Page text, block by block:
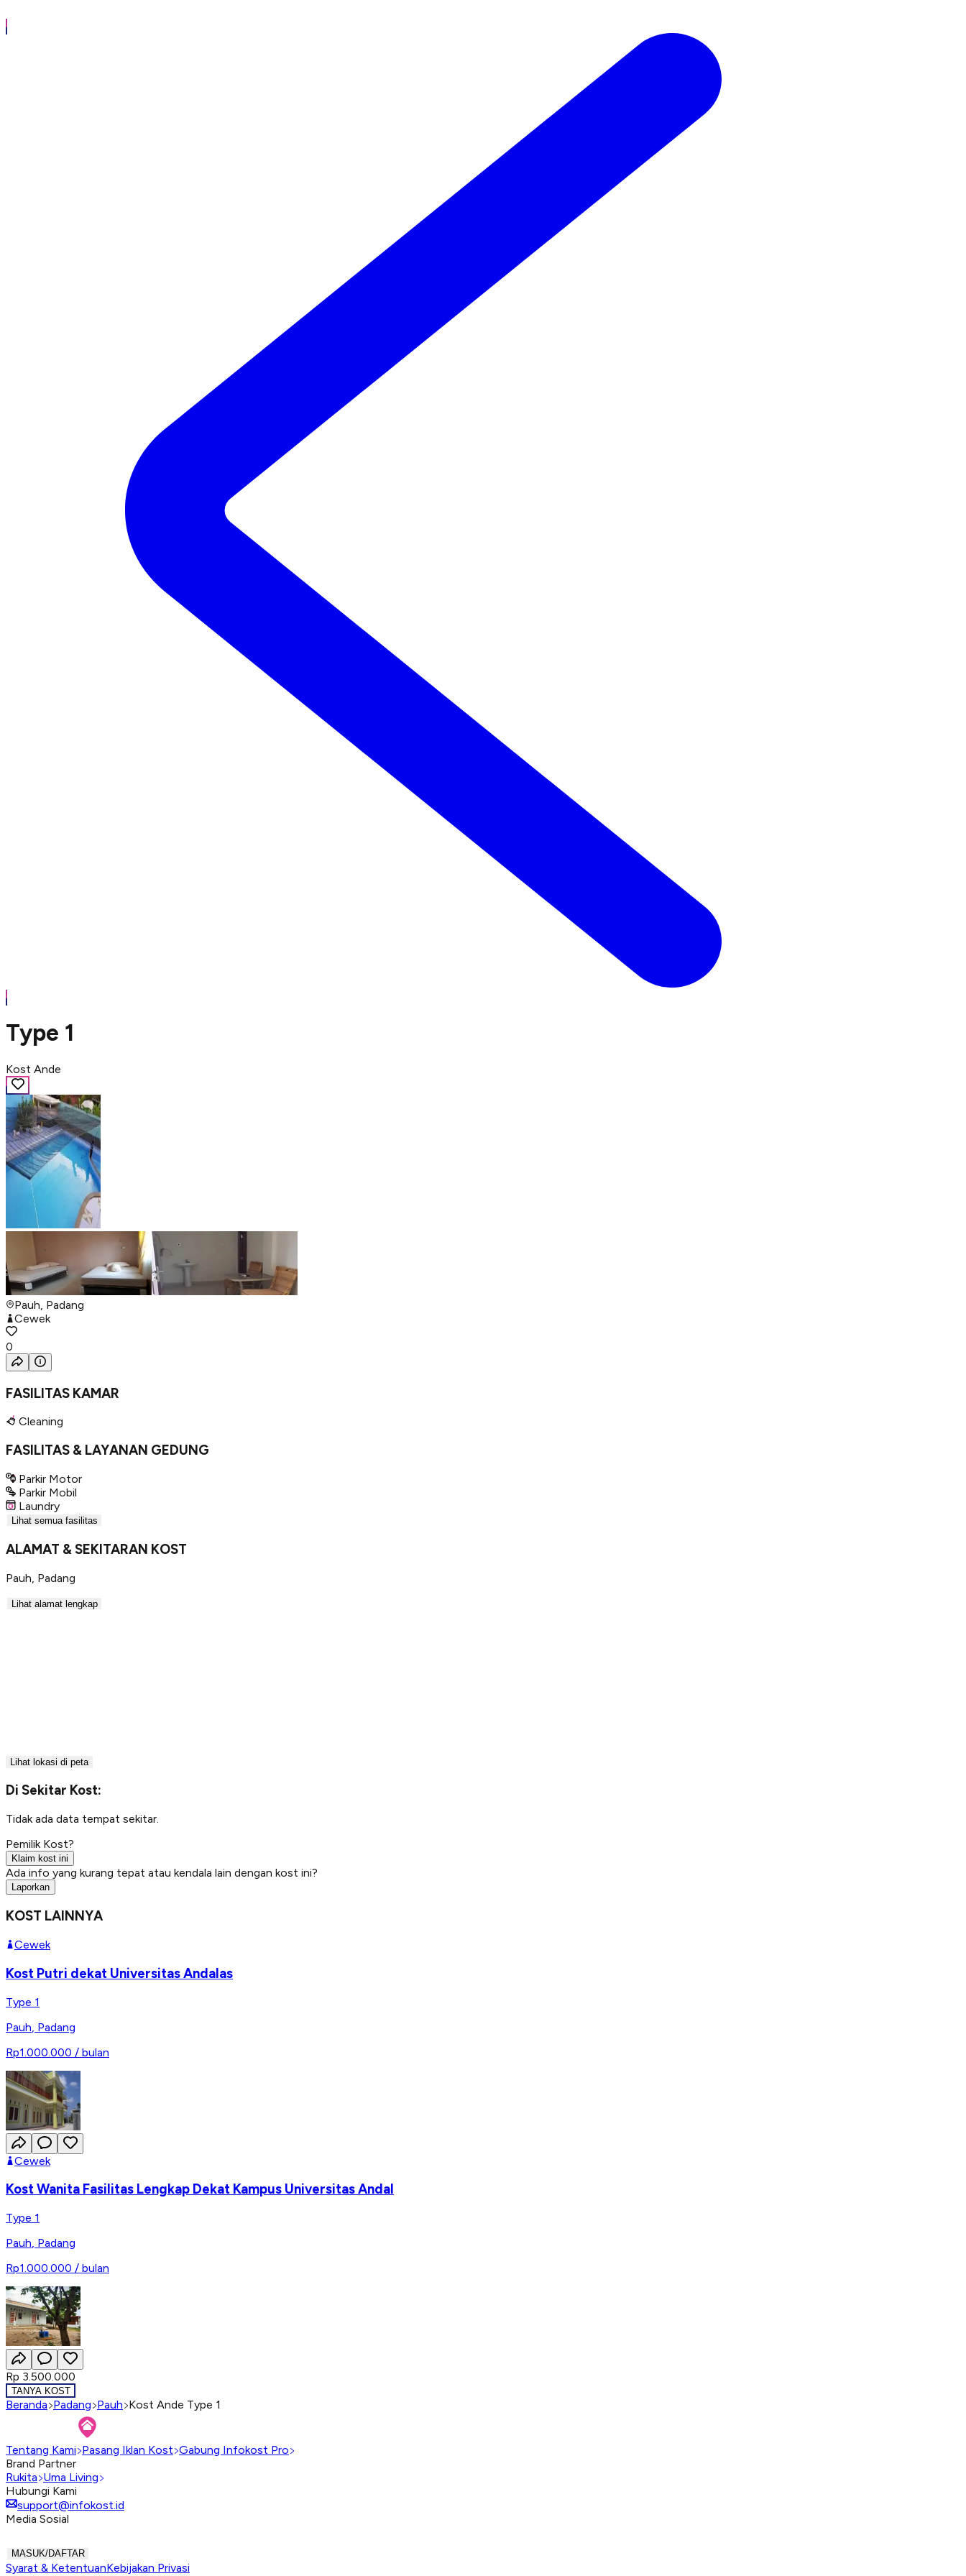
Type 1
Kost Ande
Pauh, Padang
Cewek
0
FASILITAS KAMAR
Cleaning
FASILITAS & LAYANAN GEDUNG
Parkir Motor
Parkir Mobil
Laundry
Lihat semua fasilitas
ALAMAT & SEKITARAN KOST
Pauh Padang
Lihat alamat lengkap
Lihat lokasi di peta
Di Sekitar Kost:
Tidak ada data tempat sekitar.
Pemilik Kost?
Klaim kost ini
Ada info yang kurang tepat atau kendala lain dengan kost ini?
Laporkan
KOST LAINNYA
Cewek
Kost Putri dekat Universitas Andalas
Type 1
Pauh Padang
Rp1.000.000 / bulan
Cewek
Kost Wanita Fasilitas Lengkap Dekat Kampus Universitas Andal
Type 1
Pauh, Padang
Rp1.000.000 / bulan
Rp 3.500.000
TANYA KOST
Beranda Padang Pauh Kost Ande Type 1
Tentang Kami Pasang Iklan Kost Gabung Infokost Pro
Brand Partner
Rukita Uma Living
Hubungi Kami
support@infokost.id
Media Sosial
MASUK/DAFTAR
Syarat & KetentuanKebijakan Privasi